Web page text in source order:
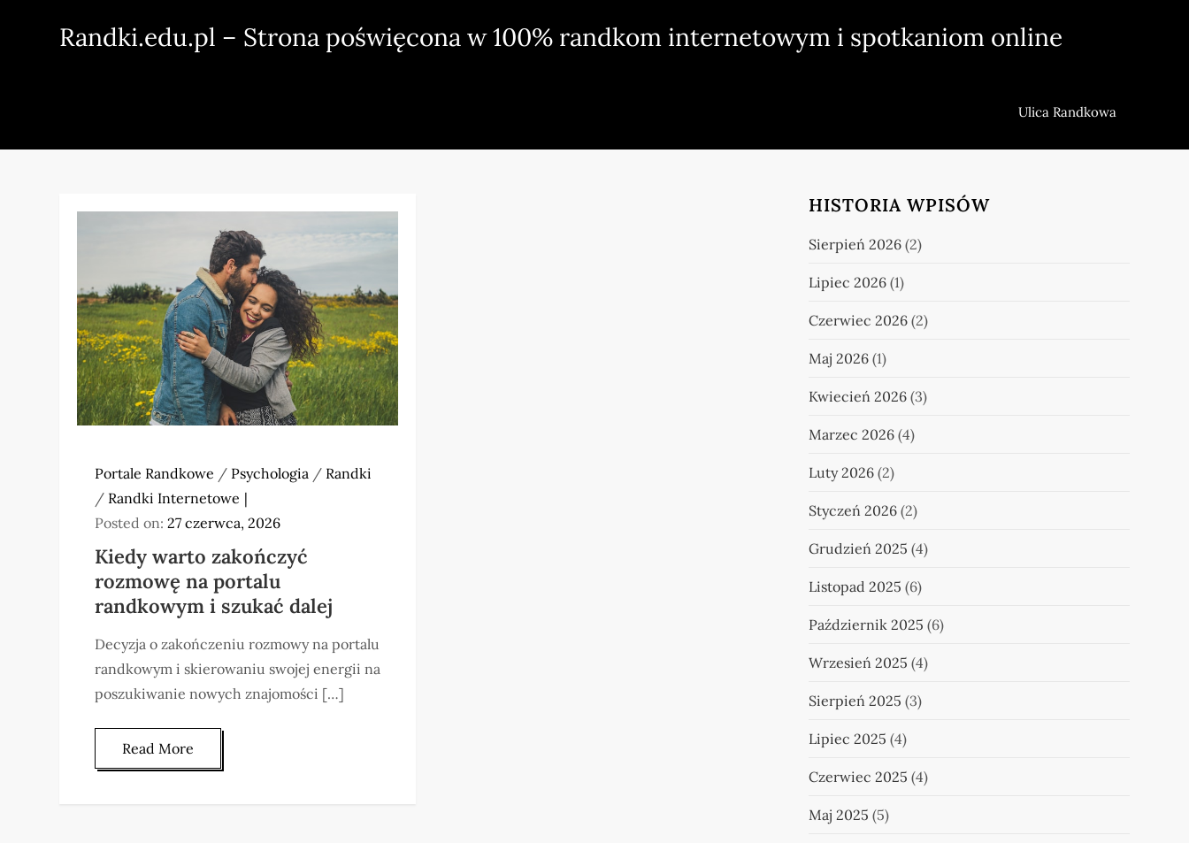
Randki.edu.pl – Strona poświęcona w 100% randkom internetowym i spotkaniom online
Ulica Randkowa
Portale Randkowe / Psychologia / Randki
/ Randki Internetowe
Posted on:27 czerwca, 2026
Kiedy warto zakończyć
rozmowę na portalu
randkowym i szukać dalej
Decyzja o zakończeniu rozmowy na portalu
randkowym i skierowaniu swojej energii na
poszukiwanie nowych znajomości […]
Read More
HISTORIA WPISÓW
Sierpień 2026(2)
Lipiec 2026(1)
Czerwiec 2026(2)
Maj 2026(1)
Kwiecień 2026(3)
Marzec 2026(4)
Luty 2026(2)
Styczeń 2026(2)
Grudzień 2025 (4)
Listopad 2025 (6)
Październik 2025 (6)
Wrzesień 2025 (4)
Sierpień 2025 (3)
Lipiec 2025 (4)
Czerwiec 2025 (4)
Maj 2025 (5)